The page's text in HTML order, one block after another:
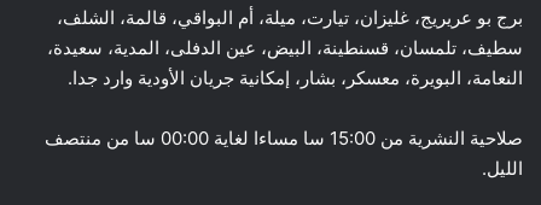
برج بو عريريج، غليزان، تيارت، ميلة، أم البواقي، قالمة، الشلف،
سطيف، تلمسان، قسنطينة، البيض، عين الدفلى، المدية، سعيدة،
النعامة، البويرة، معسكر، بشار، إمكانية جريان الأودية وارد جدا.
صلاحية النشرية من 15:00 سا مساءا لغاية 00:00 سا من منتصف
الليل.